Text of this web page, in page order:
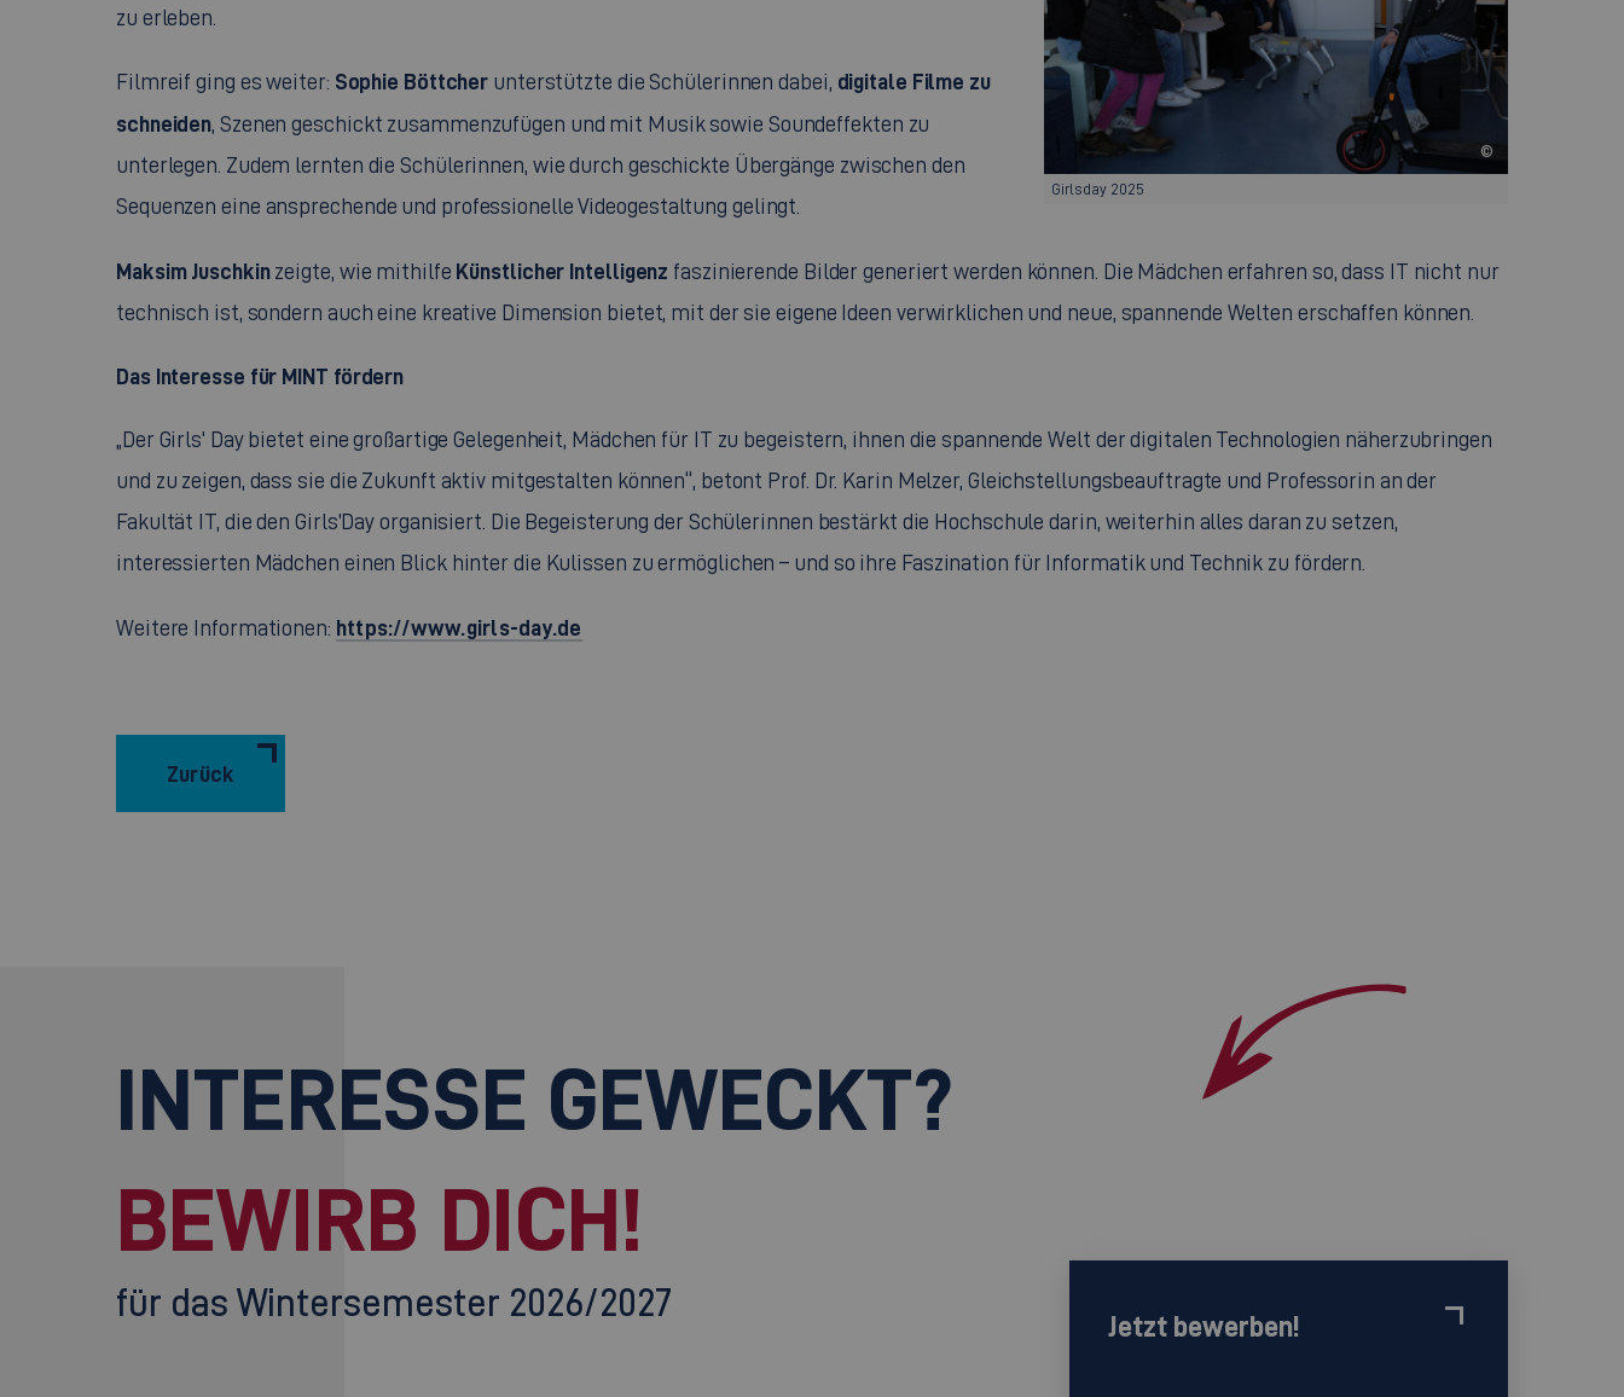
Girlsday 2025
©
zu erleben.
Filmreif ging es weiter: Sophie Böttcher unterstützte die Schülerinnen dabei, digitale Filme zu
schneiden, Szenen geschickt zusammenzufügen und mit Musik sowie Soundeffekten zu
unterlegen. Zudem lernten die Schülerinnen, wie durch geschickte Übergänge zwischen den
Sequenzen eine ansprechende und professionelle Videogestaltung gelingt.
Maksim Juschkinzeigte, wie mithilfe Künstlicher Intelligenz faszinierende Bilder generiert werden können. Die Mädchen erfahren so, dass IT nicht nur
technisch ist, sondern auch eine kreative Dimension bietet, mit der sie eigene Ideen verwirklichen und neue, spannende Welten erschaffen können.
Das Interesse für MINT fördern
„Der Girls' Day bietet eine großartige Gelegenheit, Mädchen für IT zu begeistern, ihnen die spannende Welt der digitalen Technologien näherzubringen
und zu zeigen, dass sie die Zukunft aktiv mitgestalten können“, betont Prof. Dr. Karin Melzer, Gleichstellungsbeauftragte und Professorin an der
Fakultät IT, die den Girls’Day organisiert. Die Begeisterung der Schülerinnen bestärkt die Hochschule darin, weiterhin alles daran zu setzen,
interessierten Mädchen einen Blick hinter die Kulissen zu ermöglichen – und so ihre Faszination für Informatik und Technik zu fördern.
Weitere Informationen: https://www.girls-day.de
Zurück
INTERESSE GEWECKT?
BEWIRB DICH!
für das Wintersemester 2026/2027
Jetzt bewerben!